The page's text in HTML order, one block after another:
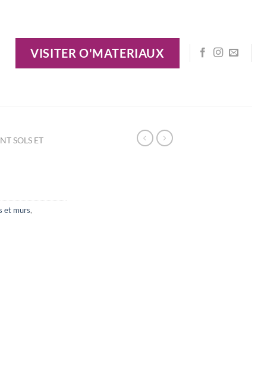
VISITER O'MATERIAUX
SOLS ET
et murs,